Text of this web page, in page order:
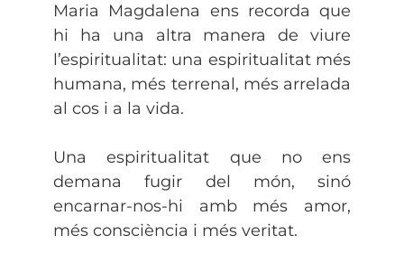
Maria Magdalena ens recorda que
hi ha una altra manera de viure
l’espiritualitat: una espiritualitat més
humana, més terrenal, més arrelada
al cos i a la vida.
Una espiritualitat que no ens
demana fugir del món, sinó
encarnar-nos-hi amb més amor,
més consciència i més veritat.